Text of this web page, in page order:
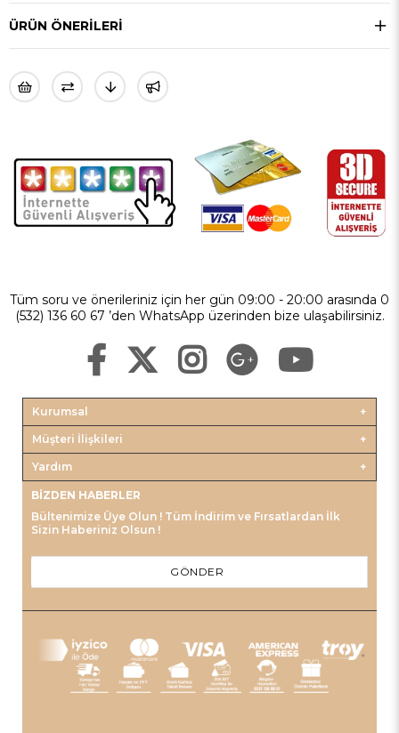
ÜRÜN ÖNERILERI
Tüm soru ve önerileriniz için her gün 09:00 - 20:00 arasında 0
(532) 136 60 67 ’den WhatsApp üzerinden bize ulaşabilirsiniz.
Kurumsal
Müşteri İlişkileri
Yardım
BIZDEN HABERLER
Bültenimize Üye Olun ! Tüm İndirim ve Fırsatlardan İlk
Sizin Haberiniz Olsun !
GÖNDER